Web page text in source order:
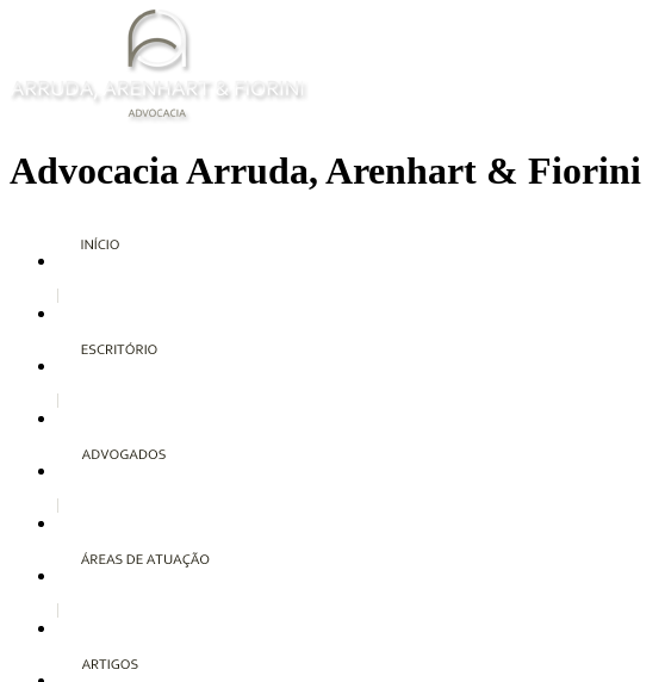
Advocacia Arruda, Arenhart & Fiorini